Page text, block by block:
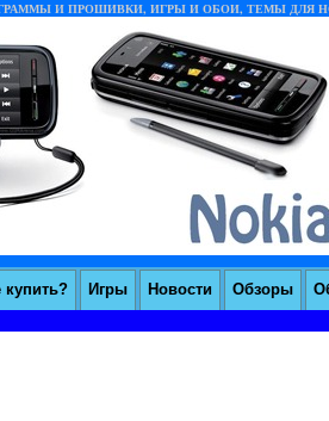
И ПРОШИВКИ, ИГРЫ И ОБОИ, ТЕМЫ ДЛЯ
купить? Игры Новости Обзоры